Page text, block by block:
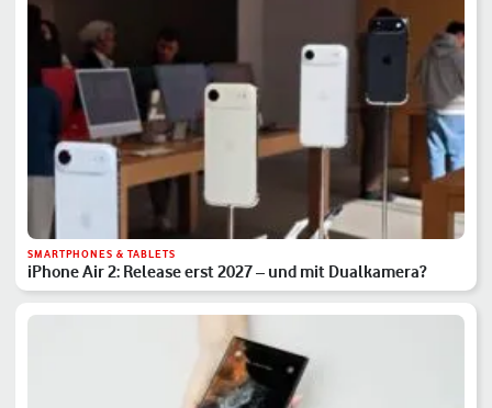
SMARTPHONES & TABLETS
iPhone Air 2: Release erst 2027 – und mit Dualkamera?